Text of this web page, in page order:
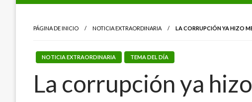
PÁGINA DE INICIO NOTICIA EXTRAORDINARIA LA CORRUPCIÓN YA HIZO
NOTICIA EXTRAORDINARIA TEMA DEL DÍA
La corrupción ya